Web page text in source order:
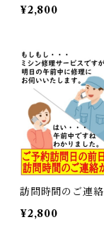
¥2,800
訪問時間のご連絡
¥2,800